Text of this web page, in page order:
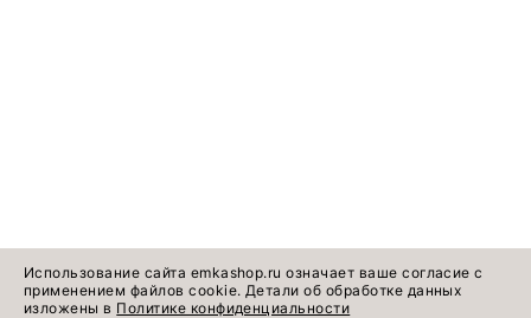
Использование сайта emkashop.ru означает ваше согласие с
применением файлов cookie. Детали об обработке данных
изложены в Политике конфиденциальности